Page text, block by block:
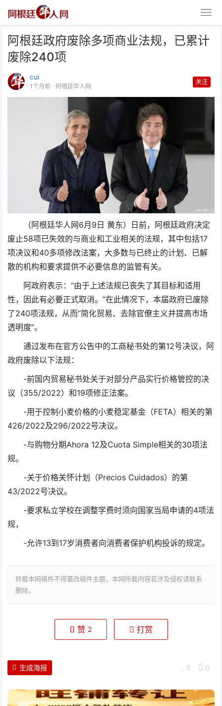
阿根廷政府废除多项商业法规，已累计
废除240项
cui
1个月前 · 阿根廷华人网
关注
（阿根廷华人网6月9日 黄东）日前，阿根廷政府决定
废止58项已失效的与商业和工业相关的法规，其中包括17
项决议和40多项修改法案，大多数与已终止的计划、已解
散的机构和要求提供不必要信息的监管有关。
阿政府表示：“由于上述法规已丧失了其目标和适用
性，因此有必要正式取消。”在此情况下，本届政府已废除
了240项法规，从而“简化贸易、去除官僚主义并提高市场
透明度”。
通过发布在官方公告中的工商秘书处的第12号决议，阿
政府废除以下法规：
-前国内贸易秘书处关于对部分产品实行价格管控的决
议（355/2022）和19项修正法案。
-用于控制小麦价格的小麦稳定基金（FETA）相关的第
426/2022及296/2022号决议。
-与购物分期Ahora 12及Cuota Simple相关的30项法
规。
-关于价格关怀计划（Precios Cuidados）的第
43/2022号决议。
-要求私立学校在调整学费时须向国家当局申请的4项法
规，
-允许13到17岁消费者向消费者保护机构投诉的规定。
转载本网稿件不得篡改稿件主题，本网所载内容若涉及侵权请联系
删除。
阿根廷政府废除多项商业法规，已
累计废除240项
赞 2 打赏
0 0
生成海报